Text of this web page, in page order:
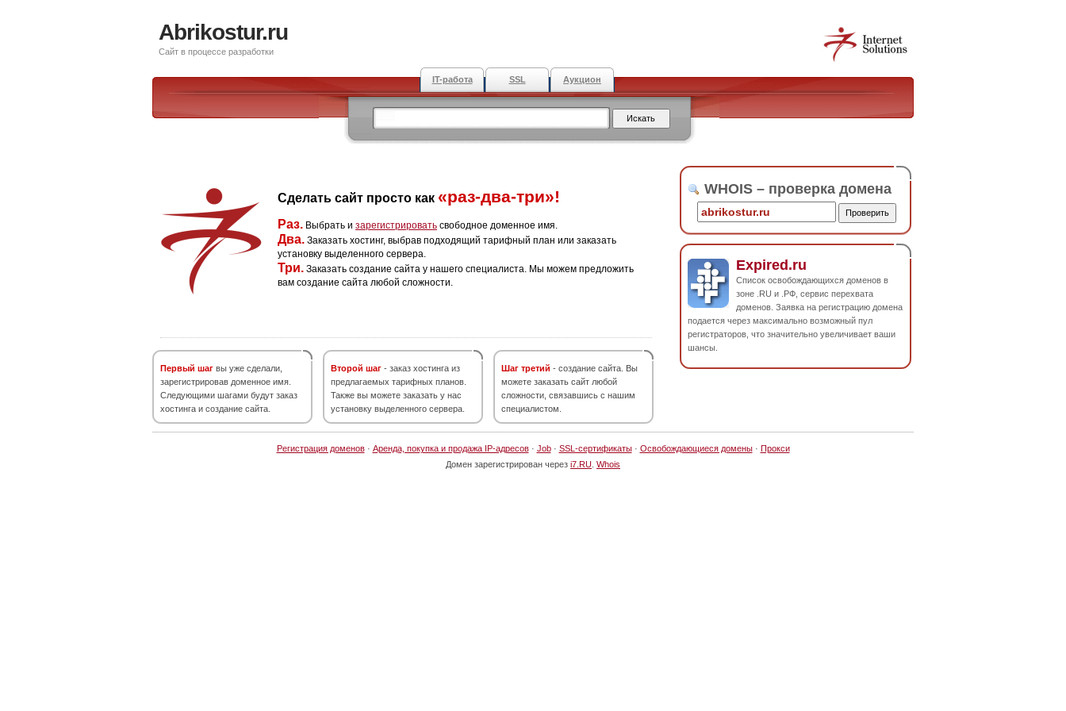
Abrikostur.ru
Сайт в процессе разработки
IT-работа SSL Аукцион
Сделать сайт просто как «раз-два-три»!
Раз. Выбрать и зарегистрировать свободное доменное имя.
Два. Заказать хостинг, выбрав подходящий тарифный план или заказать
установку выделенного сервера.
Три. Заказать создание сайта у нашего специалиста. Мы можем предложить
вам создание сайта любой сложности.
Первый шаг вы уже сделали,
зарегистрировав доменное имя.
Следующими шагами будут заказ
хостинга и создание сайта.
Второй шаг - заказ хостинга из
предлагаемых тарифных планов.
Также вы можете заказать у нас
установку выделенного сервера.
Шаг третий - создание сайта. Вы
можете заказать сайт любой
сложности, связавшись с нашим
специалистом.
WHOIS – проверка домена
Expired.ru
Список освобождающихся доменов в
зоне .RU и .РФ, сервис перехвата
доменов. Заявка на регистрацию домена
подается через максимально возможный пул
регистраторов, что значительно увеличивает ваши
шансы.
Регистрация доменов· Аренда, покупка и продажа IP-адресов· Job· SSL-сертификаты· Освобождающиеся домены· Прокси
Домен зарегистрирован через i7.RU Whois